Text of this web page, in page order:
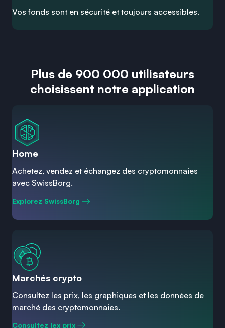
Vos fonds sont en sécurité et toujours accessibles.
Plus de 900 000 utilisateurs
choisissent notre application
Home
Achetez, vendez et échangez des cryptomonnaies
avec SwissBorg.
Explorez SwissBorg
Marchés crypto
Consultez les prix, les graphiques et les données de
marché des cryptomonnaies.
Consultez lex prix